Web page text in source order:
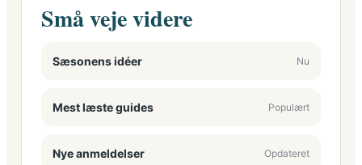
Små veje videre
Sæsonens idéer Nu
Mest læste guides Populært
Nye anmeldelser Opdateret